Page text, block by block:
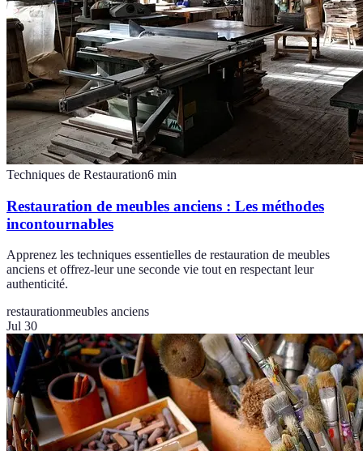
Techniques de Restauration6 min
Restauration de meubles anciens : Les méthodes
incontournables
Apprenez les techniques essentielles de restauration de meubles
anciens et offrez-leur une seconde vie tout en respectant leur
authenticité.
restaurationmeubles anciens
Jul 30